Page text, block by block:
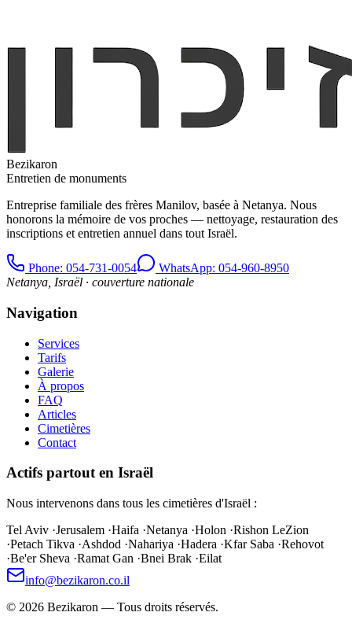
Bezikaron
Entretien de monuments
Entreprise familiale des frères Manilov, basée à Netanya. Nous
honorons la mémoire de vos proches — nettoyage, restauration des
inscriptions et entretien annuel dans tout Israël.
Phone: 054-731-0054
WhatsApp: 054-960-8950
Netanya, Israël · couverture nationale
Navigation
Services
Tarifs
Galerie
À propos
FAQ
Articles
Cimetières
Contact
Actifs partout en Israël
Nous intervenons dans tous les cimetières d'Israël :
Tel Aviv ·Jerusalem ·Haifa ·Netanya ·Holon ·Rishon LeZion
·Petach Tikva ·Ashdod ·Nahariya ·Hadera ·Kfar Saba ·Rehovot
·Be'er Sheva ·Ramat Gan ·Bnei Brak ·Eilat
info@bezikaron.co.il
© 2026 Bezikaron — Tous droits réservés.